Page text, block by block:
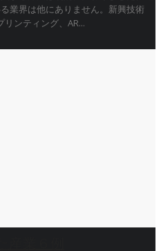
業界は他にありません。新興技術
リンティング、AR...